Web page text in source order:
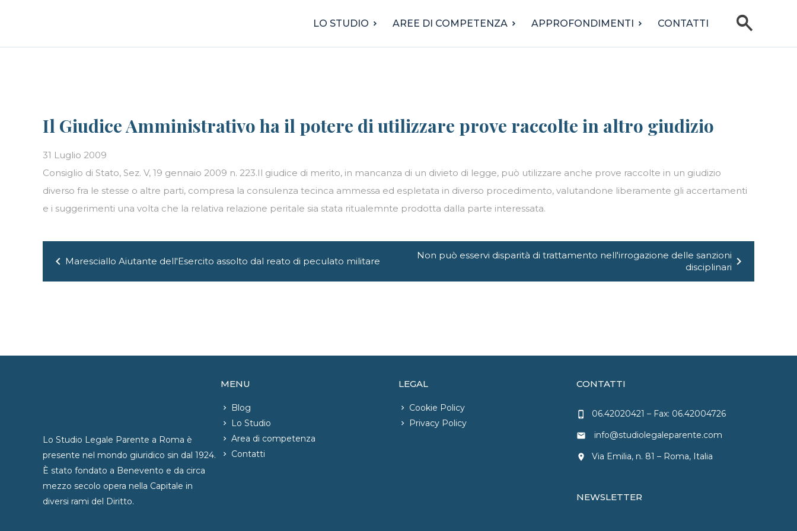
LO STUDIO AREE DI COMPETENZA APPROFONDIMENTI CONTATTI search
Il Giudice Amministrativo ha il potere di utilizzare prove raccolte in altro giudizio
31 Luglio 2009
Consiglio di Stato, Sez. V, 19 gennaio 2009 n. 223.Il giudice di merito, in mancanza di un divieto di legge, può utilizzare anche prove raccolte in un giudizio
diverso fra le stesse o altre parti, compresa la consulenza tecinca ammessa ed espletata in diverso procedimento, valutandone liberamente gli accertamenti
e i suggerimenti una volta che la relativa relazione peritale sia stata ritualemnte prodotta dalla parte interessata.
chevron_left Maresciallo Aiutante dell'Esercito assolto dal reato di peculato militare
Non può esservi disparità di trattamento nell'irrogazione delle sanzioni
disciplinari chevron_right
Lo Studio Legale Parente a Roma è
presente nel mondo giuridico sin dal 1924.
È stato fondato a Benevento e da circa
mezzo secolo opera nella Capitale in
diversi rami del Diritto.
MENU
Blog
Lo Studio
Area di competenza
Contatti
LEGAL
Cookie Policy
Privacy Policy
CONTATTI
phone_iphone 06.42020421 – Fax: 06.42004726
email info@studiolegaleparente.com
location_on Via Emilia, n. 81 – Roma, Italia
NEWSLETTER